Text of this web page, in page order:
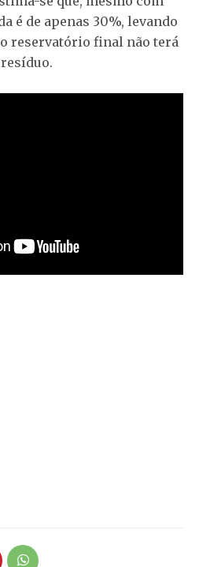
é de apenas 30%, levando
reservatório final não terá